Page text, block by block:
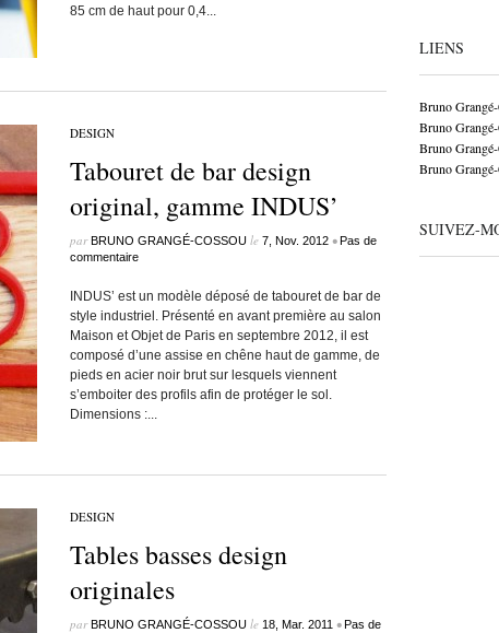
85 cm de haut pour 0,4...
DESIGN
Tabouret de bar design
original, gamme INDUS’
parBRUNO GRANGÉ-COSSOUle 7, Nov. 2012 •Pas de
commentaire
INDUS’ est un modèle déposé de tabouret de bar de
style industriel. Présenté en avant première au salon
Maison et Objet de Paris en septembre 2012, il est
composé d’une assise en chêne haut de gamme, de
pieds en acier noir brut sur lesquels viennent
s’emboiter des profils afin de protéger le sol.
Dimensions :...
DESIGN
Tables basses design
originales
parBRUNO GRANGÉ-COSSOUle 18, Mar. 2011 •Pas de
LIENS
Bruno
Bruno
Bruno
Bruno
SUIVEZ-